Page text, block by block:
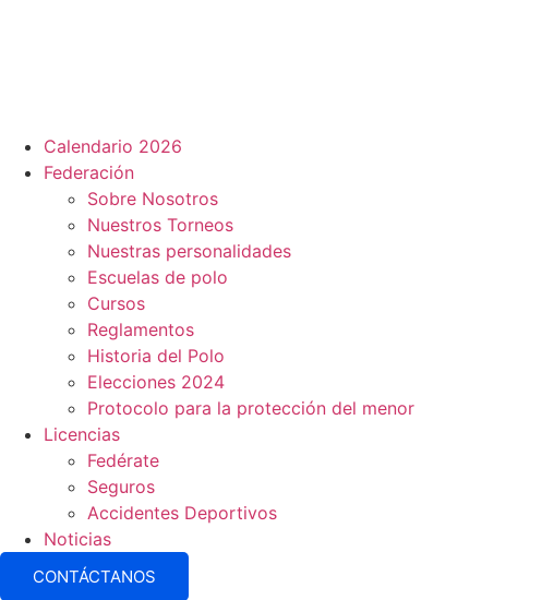
Calendario 2026
Federación
Sobre Nosotros
Nuestros Torneos
Nuestras personalidades
Escuelas de polo
Cursos
Reglamentos
Historia del Polo
Elecciones 2024
Protocolo para la protección del menor
Licencias
Fedérate
Seguros
Accidentes Deportivos
Noticias
CONTÁCTANOS